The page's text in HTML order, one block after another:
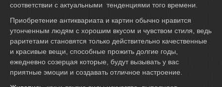
соответствии с актуальными тенденциями того времени.
Приобретение антиквариата и картин обычно нравится
утонченным людям с хорошим вкусом и чувством стиля, ведь
раритетами становятся только действительно качественные
и красивые вещи, способные прожить долгие годы,
ежедневно созерцая которые, будут вызывать у вас
приятные эмоции и создавать отличное настроение.